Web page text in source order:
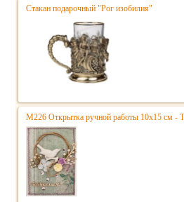
Стакан подарочный "Рог изобилия"
М226 Открытка ручной работы 10х15 см -